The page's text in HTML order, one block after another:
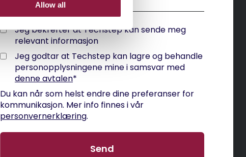
Allow all
Jeg bekrefter at Techstep kan sende meg
relevant informasjon
Jeg godtar at Techstep kan lagre og behandle
personopplysningene mine i samsvar med
denne avtalen*
Du kan når som helst endre dine preferanser for
kommunikasjon. Mer info finnes i vår
personvernerklæring.